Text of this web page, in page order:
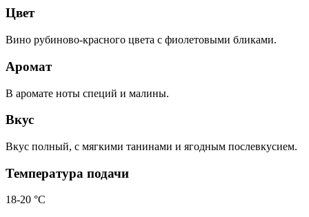
Цвет
Вино рубиново-красного цвета с фиолетовыми бликами.
Аромат
В аромате ноты специй и малины.
Вкус
Вкус полный, с мягкими танинами и ягодным послевкусием.
Температура подачи
18-20 °С